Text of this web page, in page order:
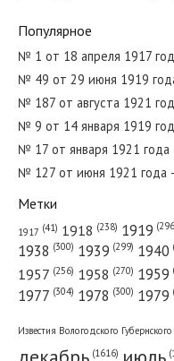
№
№
Популярное
№ 1 от 18 апреля 1917
№ 49 от 29 июня 1919
№ 187 от августа 1921
№ 9 от 14 января 1919
№ 17 от января 1921
№ 127 от июня 1921 года
Метки
1917 (41) 1918 (238) 1919
1938 (300) 1939 (299) 1940
1957 (256) 1958 (270) 1959
1977 (304) 1978 (300) 1979
Известия Вологодского
(1616)